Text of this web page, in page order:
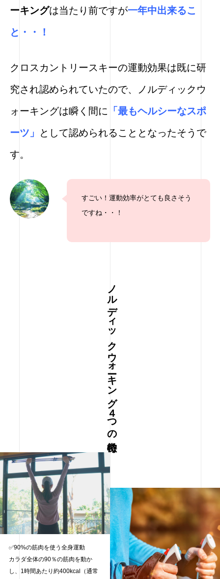
ーキングは当たり前ですが一年中出来るこ
と・・！
クロスカントリースキーの運動効果は既に研
究され認められていたので、
ノルディックウ
ォーキングは瞬く間に 「最もヘルシーなスポ
ーツ」
として認められることとなったそうで
す。
すごい！運動効率がとても良さそう
ですね・・！
ノルディックウォーキング４つの特徴
✅90%の筋肉を使う全身運動
カラダ全体の90％の筋肉を動か
し、1時間あたり約400kcal（通常